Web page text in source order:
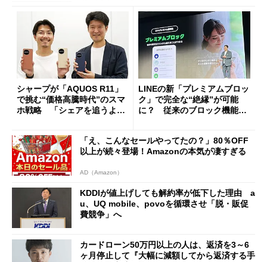
シャープが「AQUOS R11」
で挑む“価格高騰時代”のスマ
ホ戦略 「シェアを追うより
LINEの新「プレミアムブロッ
ク」で完全な“絶縁”が可能
に？ 従来のブロック機能と
「え、こんなセールやってたの？」80％OFF
以上が続々登場！Amazonの本気が凄すぎる
AD（Amazon）
KDDIが値上げしても解約率が低下した理由 a
u、UQ mobile、povoを循環させ「脱・販促
費競争」へ
カードローン50万円以上の人は、返済を3～6
ヶ月停止して『大幅に減額してから返済する手